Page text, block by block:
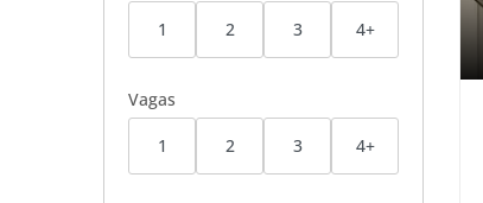
1 2 3 4+
Vagas
1 2 3 4+